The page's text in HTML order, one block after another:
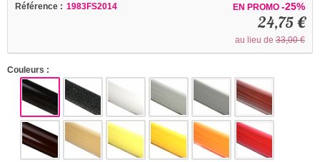
EN PROMO -25%
24,75 €
au lieu de 33,00 €
Référence : 1983FS2014
Couleurs :